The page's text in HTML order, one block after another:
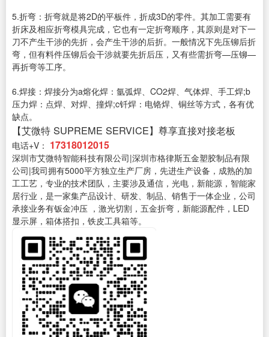
5.折弯：折弯就是将2D的平板件，折成3D的零件。其加工需要有
折床及相应折弯模具完成，它也有一定折弯顺序，其原则是对下一
刀不产生干涉的先折，会产生干涉的后折。一般情况下先压铆后折
弯，但有料件压铆后会干涉就要先折后压，又有些需折弯—压铆—
再折弯等工序。
6.焊接：焊接分为a熔化焊：氩弧焊、CO2焊、气体焊、手工焊;b
压力焊：点焊、对焊、撞焊;c钎焊：电铬焊、铜丝等方式，各有优
缺点。
【艾微特 SUPREME SERVICE】尊享直接对接老板
电话+V： 17318012015
深圳市艾微特智能科技有限公司|深圳市格律斯五金塑胶制品有限
公司|我司拥有5000平方独立生产厂房，先进生产设备，成熟的加
工工艺，专业的技术团队，主要涉及通信，光电，新能源，智能家
居行业，是一家集产品设计、研发、制品、销售于一体企业，公司
承接业务有钣金冲压 ，激光切割，五金折弯，新能源配件，LED
显示屏，箱体搭扣，铁皮工具箱等。